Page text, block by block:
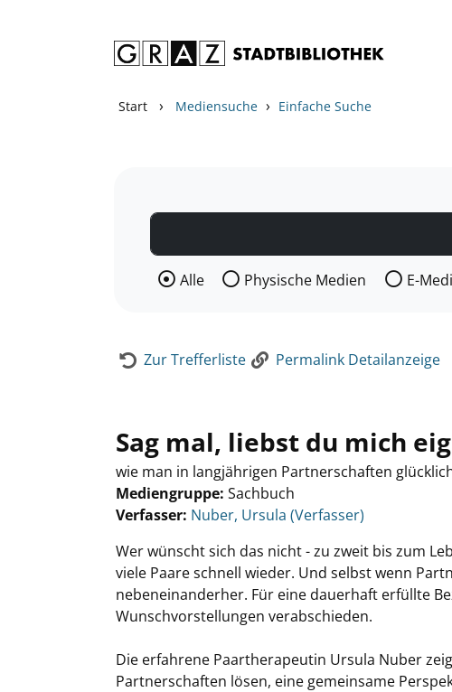
Start › Mediensuche › Einfache Suche
Wählen Sie die Medienart nach der Sie
Alle Physische Medien E-
Zur Trefferliste Permalink Detailanzeige
Sag mal, liebst du mich
wie man in langjährigen Partnerschaften
Mediengruppe: Sachbuch
Verfasser: Suche nach diesem Verfasser
Nuber, Ursula (Verfasser)
Wer wünscht sich das nicht - zu zweit bis zum
viele Paare schnell wieder. Und selbst wenn
nebeneinanderher. Für eine dauerhaft erfüllte
Wunschvorstellungen verabschieden.
Die erfahrene Paartherapeutin Ursula Nuber
Partnerschaften lösen, eine gemeinsame